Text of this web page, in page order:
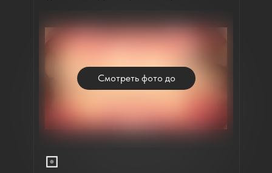
Смотреть фото до